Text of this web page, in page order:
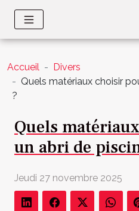
Accueil
Divers
Quels matériaux choisir
?
Quels
un abri de
Jeudi 27 novembre 2025